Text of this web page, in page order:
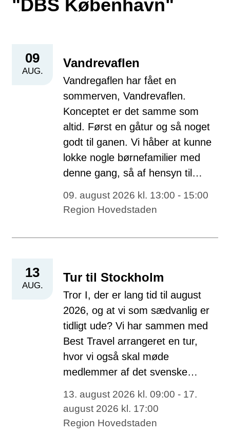
"DBS København"
09
AUG.
Vandrevaflen
Vandregaflen har fået en
sommerven, Vandrevaflen.
Konceptet er det samme som
altid. Først en gåtur og så noget
godt til ganen. Vi håber at kunne
lokke nogle børnefamilier med
denne gang, så af hensyn til…
09. august 2026 kl. 13:00 - 15:00
Region Hovedstaden
13
AUG.
Tur til Stockholm
Tror I, der er lang tid til august
2026, og at vi som sædvanlig er
tidligt ude? Vi har sammen med
Best Travel arrangeret en tur,
hvor vi også skal møde
medlemmer af det svenske…
13. august 2026 kl. 09:00 - 17.
august 2026 kl. 17:00
Region Hovedstaden